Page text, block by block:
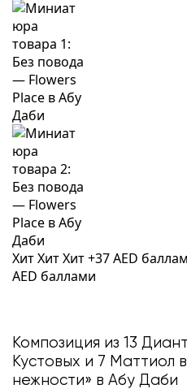
ХитХитХит+37 AED
AED баллами
Композиция из 13
Кустовых и 7 Маттиол
нежности» в Абу Даби